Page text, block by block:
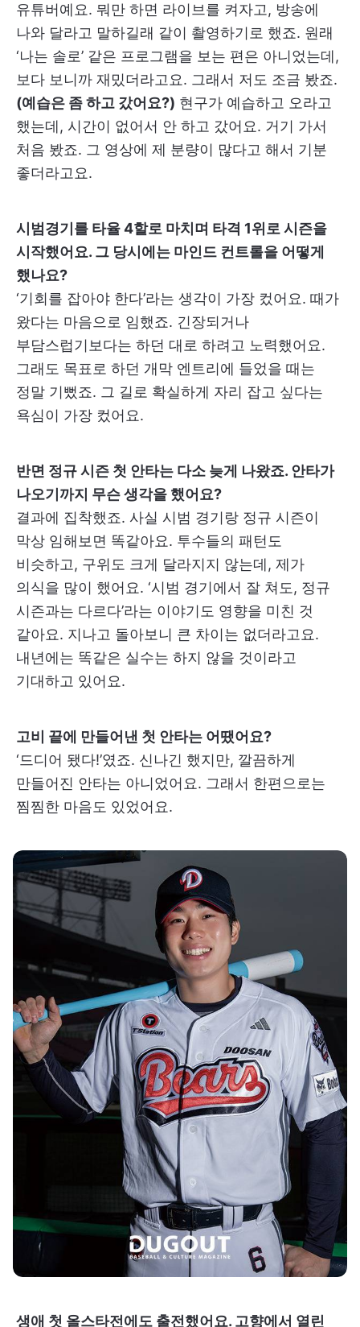
유튜버예요. 뭐만 하면 라이브를 켜자고, 방송에
나와 달라고 말하길래 같이 촬영하기로 했죠. 원래
‘나는 솔로’ 같은 프로그램을 보는 편은 아니었는데,
보다 보니까 재밌더라고요. 그래서 저도 조금 봤죠.
(예습은 좀 하고 갔어요?) 현구가 예습하고 오라고
했는데, 시간이 없어서 안 하고 갔어요. 거기 가서
처음 봤죠. 그 영상에 제 분량이 많다고 해서 기분
좋더라고요.
시범경기를 타율 4할로 마치며 타격 1위로 시즌을
시작했어요. 그 당시에는 마인드 컨트롤을 어떻게
했나요?
‘기회를 잡아야 한다’라는 생각이 가장 컸어요. 때가
왔다는 마음으로 임했죠. 긴장되거나
부담스럽기보다는 하던 대로 하려고 노력했어요.
그래도 목표로 하던 개막 엔트리에 들었을 때는
정말 기뻤죠. 그 길로 확실하게 자리 잡고 싶다는
욕심이 가장 컸어요.
반면 정규 시즌 첫 안타는 다소 늦게 나왔죠. 안타가
나오기까지 무슨 생각을 했어요?
결과에 집착했죠. 사실 시범 경기랑 정규 시즌이
막상 임해보면 똑같아요. 투수들의 패턴도
비슷하고, 구위도 크게 달라지지 않는데, 제가
의식을 많이 했어요. ‘시범 경기에서 잘 쳐도, 정규
시즌과는 다르다’라는 이야기도 영향을 미친 것
같아요. 지나고 돌아보니 큰 차이는 없더라고요.
내년에는 똑같은 실수는 하지 않을 것이라고
기대하고 있어요.
고비 끝에 만들어낸 첫 안타는 어땠어요?
‘드디어 됐다!’였죠. 신나긴 했지만, 깔끔하게
만들어진 안타는 아니었어요. 그래서 한편으로는
찜찜한 마음도 있었어요.
생애 첫 올스타전에도 출전했어요. 고향에서 열린